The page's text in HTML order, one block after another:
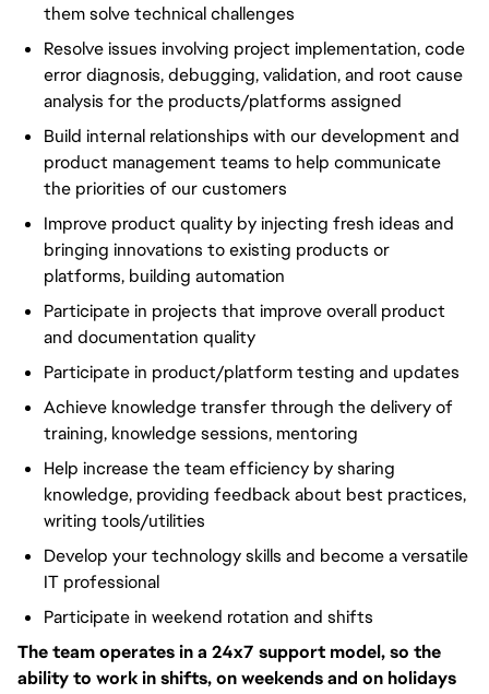
them solve technical challenges
Resolve issues involving project implementation, code
error diagnosis, debugging, validation, and root cause
analysis for the products/platforms assigned
Build internal relationships with our development and
product management teams to help communicate
the priorities of our customers
Improve product quality by injecting fresh ideas and
bringing innovations to existing products or
platforms, building automation
Participate in projects that improve overall product
and documentation quality
Participate in product/platform testing and updates
Achieve knowledge transfer through the delivery of
training, knowledge sessions, mentoring
Help increase the team efficiency by sharing
knowledge, providing feedback about best practices,
writing tools/utilities
Develop your technology skills and become a versatile
IT professional
Participate in weekend rotation and shifts
The team operates in a 24x7 support model, so the
ability to work in shifts, on weekends and on holidays